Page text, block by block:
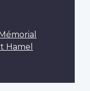
Hamel